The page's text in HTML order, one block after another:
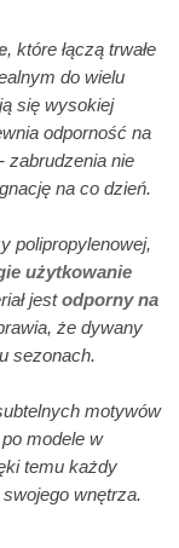
, które łączą trwałe
do wielu
się wysokiej
odporność na
zabrudzenia nie
na co dzień.
polipropylenowej,
użytkowanie
jestodporny na
że dywany
sezonach.
motywów
modele w
temu każdy
wnętrza.